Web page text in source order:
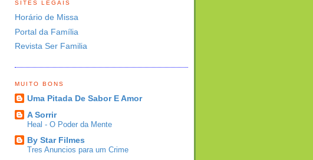
SITES LEGAIS
Horário de Missa
Portal da Família
Revista Ser Familia
MUITO BONS
Uma Pitada De Sabor E Amor
A Sorrir
Heal - O Poder da Mente
By Star Filmes
Tres Anuncios para um Crime